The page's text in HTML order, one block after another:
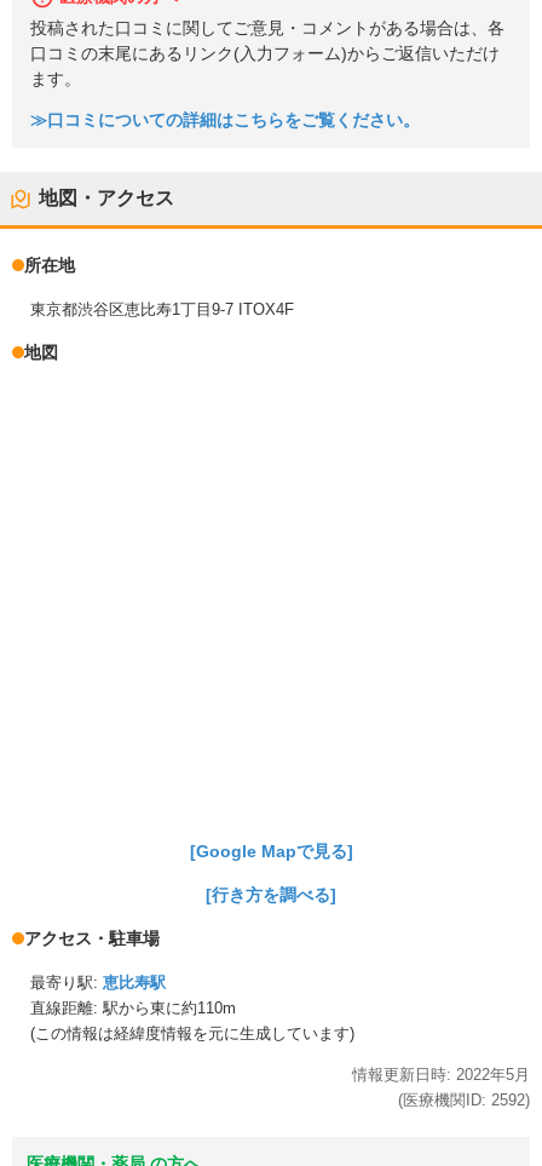
投稿された口コミに関してご意見・コメントがある場合は、各
口コミの末尾にあるリンク(入力フォーム)からご返信いただけ
ます。
≫口コミについての詳細はこちらをご覧ください。
地図・アクセス
所在地
東京都渋谷区恵比寿1丁目9-7 ITOX4F
地図
[Google Mapで見る]
[行き方を調べる]
アクセス・駐車場
最寄り駅: 恵比寿駅
直線距離: 駅から東に約110m
(この情報は経緯度情報を元に生成しています)
情報更新日時: 2022年5月
(医療機関ID: 2592)